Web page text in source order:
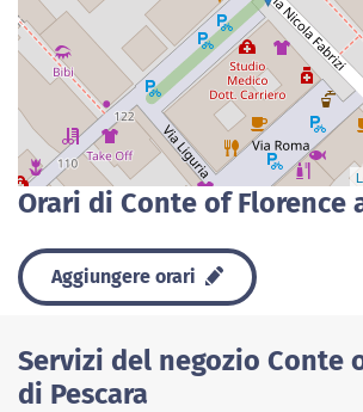
Orari di Conte of Florence
Aggiungere orari
Servizi del negozio Conte
di Pescara